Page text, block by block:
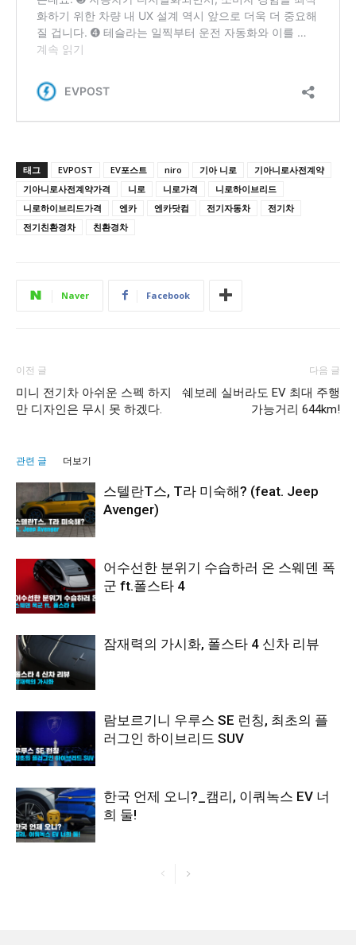
태그 EVPOST EV포스트 niro 기아 니로
기아니로사전계약
기아니로사전계약가격
니로 니로가격
니로하이브리드
니로하이브리드가격
엔카 엔카닷컴 전기자동차
전기차
전기친환경차
친환경차
Naver Facebook
이전 글
미니 전기차 아쉬운 스펙 하지
만 디자인은 무시 못 하겠다.
다음 글
쉐보레 실버라도 EV 최대 주행
가능거리 644km!
관련 글 더보기
스텔란T스, T라 미숙해? (feat. Jeep
Avenger)
어수선한 분위기 수습하러 온 스웨덴 폭
군 ft.폴스타 4
잠재력의 가시화, 폴스타 4 신차 리뷰
람보르기니 우루스 SE 런칭, 최초의 플
러그인 하이브리드 SUV
한국 언제 오니?_캠리, 이쿼녹스 EV 너
희 둘!